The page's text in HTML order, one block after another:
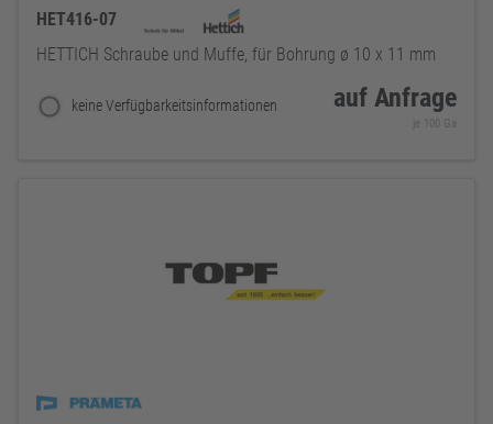
HET416-07
HETTICH Schraube und Muffe, für Bohrung ø 10 x 11 mm
keine Verfügbarkeitsinformationen auf Anfrage
je 100 Ga